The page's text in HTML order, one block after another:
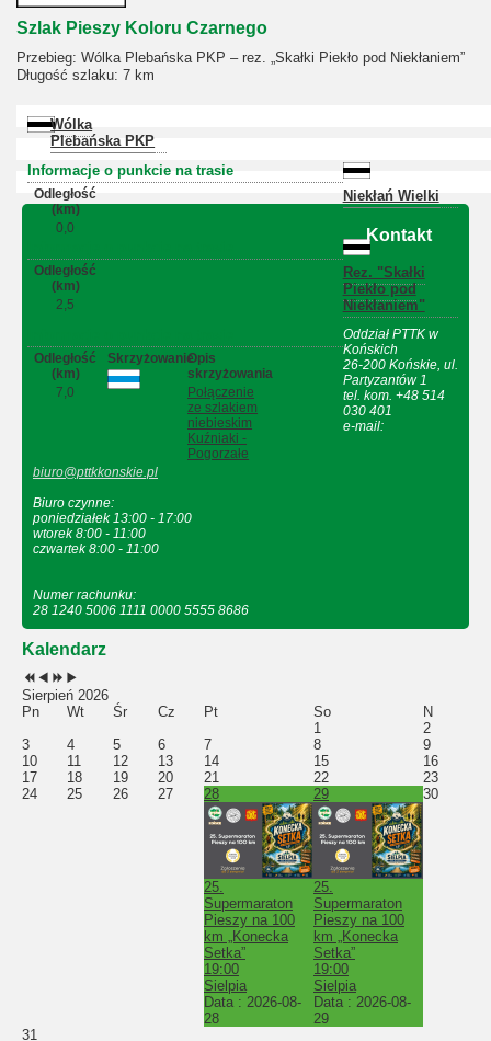
Szlak Pieszy Koloru Czarnego
Przebieg: Wólka Plebańska PKP – rez. „Skałki Piekło pod Niekłaniem”
Długość szlaku: 7 km
Wólka
Plebańska PKP
Informacje o punkcie na trasie
Odległość
(km)
0,0
Niekłań Wielki
Odległość
(km)
2,5
Rez. "Skałki
Piekło pod
Niekłaniem"
Odległość
(km)
7,0
SkrzyżowanieOpis
skrzyżowania
Połączenie
ze szlakiem
niebieskim
Kuźniaki -
Pogorzałe
Kontakt
Oddział PTTK w
Końskich
26-200 Końskie, ul.
Partyzantów 1
tel. kom. +48 514
030 401
e-mail:
biuro@pttkkonskie.pl
Biuro czynne:
poniedziałek 13:00 - 17:00
wtorek 8:00 - 11:00
czwartek 8:00 - 11:00
Numer rachunku:
28 1240 5006 1111 0000 5555 8686
Kalendarz
Sierpień 2026
Pn
Wt Śr Cz Pt So
N
1
2
3
4 5 6 7 8
9
10
11 12 13 14 15
16
17
18 19 20 21 22
23
24
25 26 27 28
25.
Supermaraton
Pieszy na 100
km „Konecka
Setka”
19:00
Sielpia
Data : 2026-08-
28
29
25.
Supermaraton
Pieszy na 100
km „Konecka
Setka”
19:00
Sielpia
Data : 2026-08-
29
30
31